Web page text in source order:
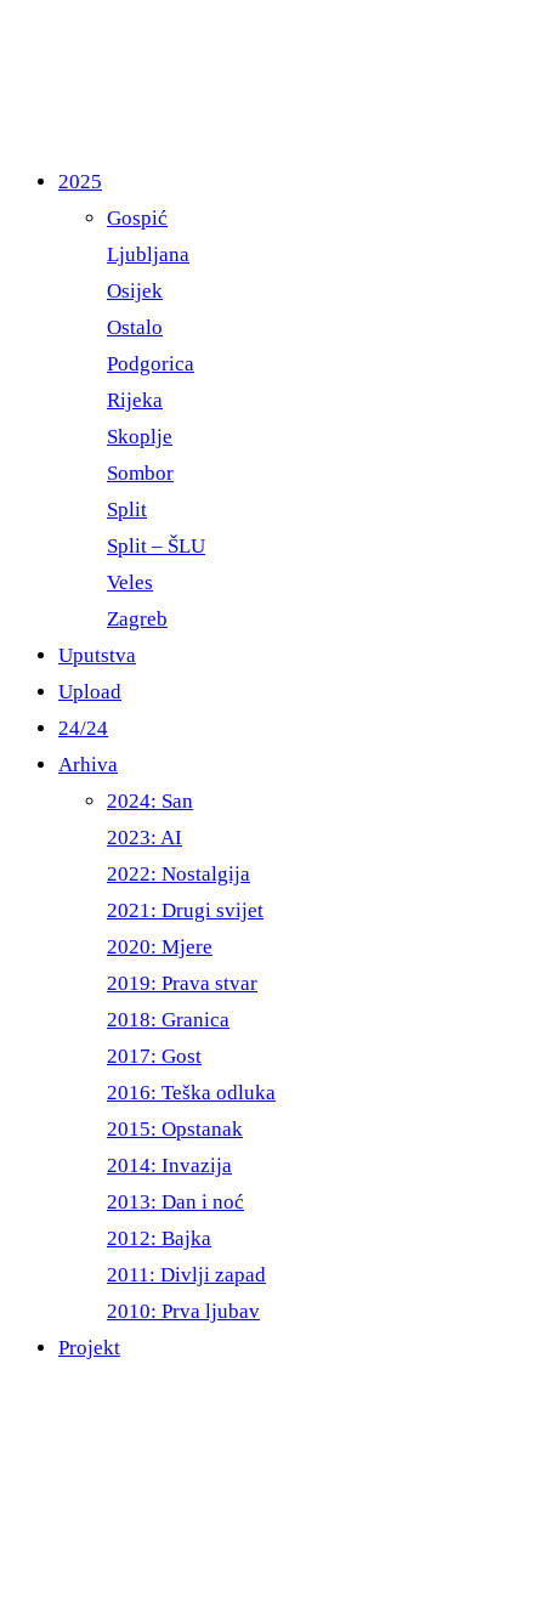
2025
Gospić
Ljubljana
Osijek
Ostalo
Podgorica
Rijeka
Skoplje
Sombor
Split
Split – ŠLU
Veles
Zagreb
Uputstva
Upload
24/24
Arhiva
2024: San
2023: AI
2022: Nostalgija
2021: Drugi svijet
2020: Mjere
2019: Prava stvar
2018: Granica
2017: Gost
2016: Teška odluka
2015: Opstanak
2014: Invazija
2013: Dan i noć
2012: Bajka
2011: Divlji zapad
2010: Prva ljubav
Projekt